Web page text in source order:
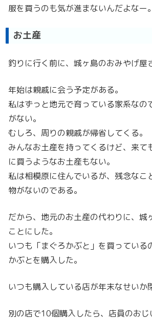
服を買うのも気が進まないんだよなー。
お土産
釣りに行く前に、城ヶ島のおみやげ屋
年始は親戚に会う予定がある。
私はずっと地元で育っている家系なの
がない。
むしろ、周りの親戚が帰省してくる。
みんなお土産を持ってくるけど、来て
に買うようなお土産もない。
私は相模原に住んでいるが、残念なこ
物がないのである。
だから、地元のお土産の代わりに、城
ことにした。
いつも「まぐろかぶと」を買っている
かぶとを購入した。
いつも購入している店が年末なせいか
別の店で10個購入したら、店員のおじ